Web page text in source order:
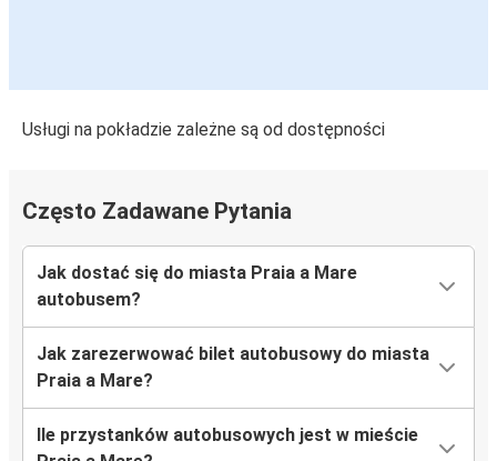
Usługi na pokładzie zależne są od dostępności
Często Zadawane Pytania
Jak dostać się do miasta Praia a Mare
autobusem?
Jak zarezerwować bilet autobusowy do miasta
Praia a Mare?
Ile przystanków autobusowych jest w mieście